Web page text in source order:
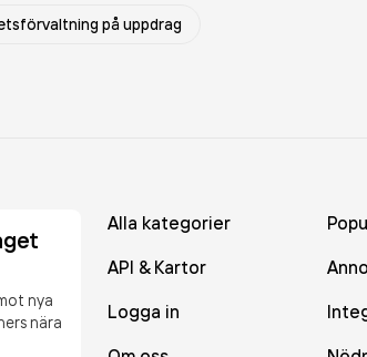
på uppdrag
nya
nära
Alla kategorier
API & Kartor
Logga in